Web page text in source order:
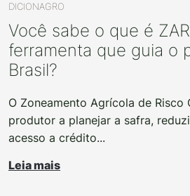
DICIONAGRO
Você sabe o que é
ferramenta que guia o
Brasil?
O Zoneamento Agrícola de Risco
produtor a planejar a safra,
acesso a crédito...
Leia mais